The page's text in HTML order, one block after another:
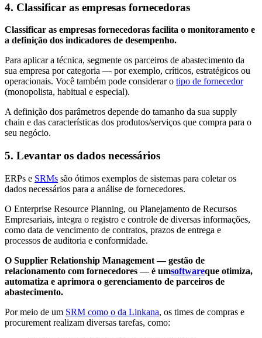
4. Classificar as empresas fornecedoras
Classificar as empresas fornecedoras facilita o monitoramento e
a definição dos indicadores de desempenho.
Para aplicar a técnica, segmente os parceiros de abastecimento da
sua empresa por categoria — por exemplo, críticos, estratégicos ou
operacionais. Você também pode considerar o tipo de fornecedor
(monopolista, habitual e especial).
A definição dos parâmetros depende do tamanho da sua supply
chain e das características dos produtos/serviços que compra para o
seu negócio.
5. Levantar os dados necessários
ERPs e SRMs são ótimos exemplos de sistemas para coletar os
dados necessários para a análise de fornecedores.
O Enterprise Resource Planning, ou Planejamento de Recursos
Empresariais, integra o registro e controle de diversas informações,
como data de vencimento de contratos, prazos de entrega e
processos de auditoria e conformidade.
O Supplier Relationship Management — gestão de
relacionamento com fornecedores — é umsoftwareque otimiza,
automatiza e aprimora o gerenciamento de parceiros de
abastecimento.
Por meio de um SRM como o da Linkana, os times de compras e
procurement realizam diversas tarefas, como: